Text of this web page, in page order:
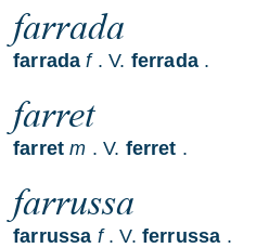
farrada
farrada f. V. ferrada .
farret
farret m . V. ferret .
farrussa
farrussa f. V. ferrussa .